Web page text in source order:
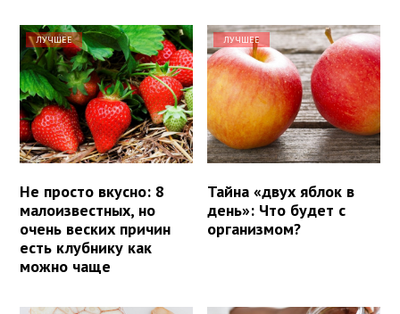
ЛУЧШЕЕ
Не просто вкусно: 8
малоизвестных, но
очень веских причин
есть клубнику как
можно чаще
ЛУЧШЕЕ
Тайна «двух яблок в
день»: Что будет с
организмом?